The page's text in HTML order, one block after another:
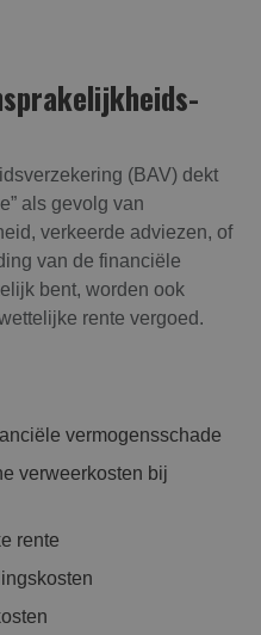
(BAV) dekt
als gevolg van
verkeerde adviezen, of
van de financiële
bent, worden ook
rente vergoed.
vermogensschade
verweerkosten bij
rente